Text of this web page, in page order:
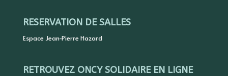
RESERVATION DE SALLES
Espace Jean-Pierre Hazard
RETROUVEZ ONCY SOLIDAIRE EN LIGNE